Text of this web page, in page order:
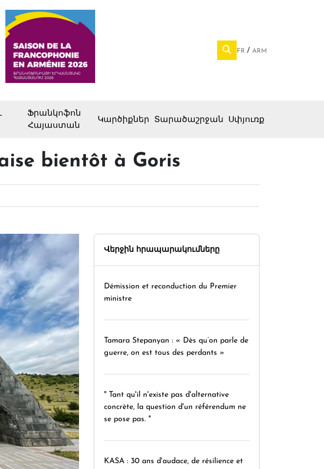
FR ARM
Ֆրանկոֆոն
Հայաստան
Կարծիքներ Տարածաշրջան Սփյուռք
bientôt à Goris
Վերջին հրապարակումները
Démission et reconduction du Premier
ministre
Tamara Stepanyan : « Dès qu’on parle de
guerre, on est tous des perdants »
" Tant qu'il n'existe pas d'alternative
concrète, la question d'un référendum ne
se pose pas. "
KASA : 30 ans d'audace, de résilience et